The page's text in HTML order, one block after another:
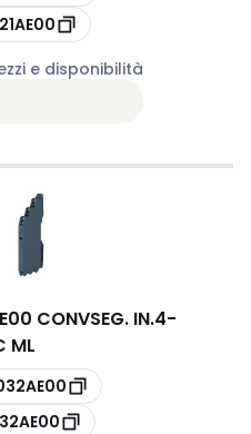
e disponibilità
CONVSEG. IN.4-
ML